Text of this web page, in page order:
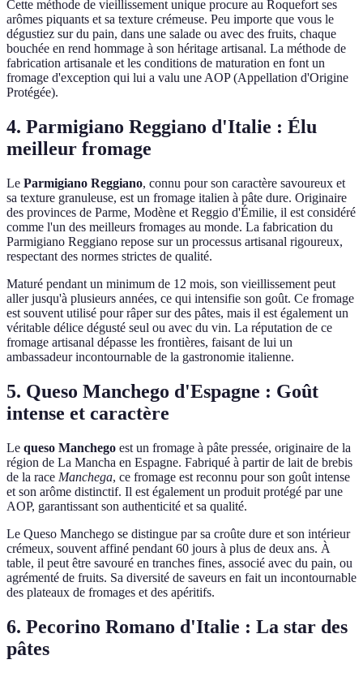
Cette méthode de vieillissement unique procure au Roquefort ses
arômes piquants et sa texture crémeuse. Peu importe que vous le
dégustiez sur du pain, dans une salade ou avec des fruits, chaque
bouchée en rend hommage à son héritage artisanal. La méthode de
fabrication artisanale et les conditions de maturation en font un
fromage d'exception qui lui a valu une AOP (Appellation d'Origine
Protégée).
4. Parmigiano Reggiano d'Italie : Élu
meilleur fromage
Le Parmigiano Reggiano, connu pour son caractère savoureux et
sa texture granuleuse, est un fromage italien à pâte dure. Originaire
des provinces de Parme, Modène et Reggio d'Émilie, il est considéré
comme l'un des meilleurs fromages au monde. La fabrication du
Parmigiano Reggiano repose sur un processus artisanal rigoureux,
respectant des normes strictes de qualité.
Maturé pendant un minimum de 12 mois, son vieillissement peut
aller jusqu'à plusieurs années, ce qui intensifie son goût. Ce fromage
est souvent utilisé pour râper sur des pâtes, mais il est également un
véritable délice dégusté seul ou avec du vin. La réputation de ce
fromage artisanal dépasse les frontières, faisant de lui un
ambassadeur incontournable de la gastronomie italienne.
5. Queso Manchego d'Espagne : Goût
intense et caractère
Le queso Manchego est un fromage à pâte pressée, originaire de la
région de La Mancha en Espagne. Fabriqué à partir de lait de brebis
de la race Manchega, ce fromage est reconnu pour son goût intense
et son arôme distinctif. Il est également un produit protégé par une
AOP, garantissant son authenticité et sa qualité.
Le Queso Manchego se distingue par sa croûte dure et son intérieur
crémeux, souvent affiné pendant 60 jours à plus de deux ans. À
table, il peut être savouré en tranches fines, associé avec du pain, ou
agrémenté de fruits. Sa diversité de saveurs en fait un incontournable
des plateaux de fromages et des apéritifs.
6. Pecorino Romano d'Italie : La star des
pâtes